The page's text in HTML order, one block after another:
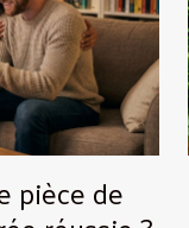
pièce de